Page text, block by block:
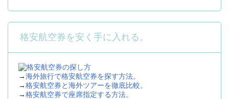
格安航空券を安く手に入れる。
→海外旅行で格安航空券を探す方法。
→格安航空券と海外ツアーを徹底比較。
→格安航空券で座席指定する方法。